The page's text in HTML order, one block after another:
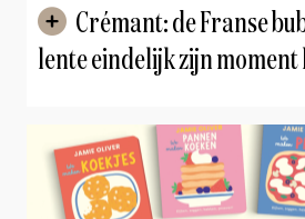
lente eindelijk zijn